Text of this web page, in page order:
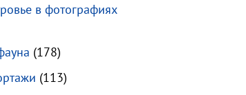
в фотографиях
(178)
(113)